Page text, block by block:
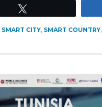
SMART CITY, SMART COUNTRY,